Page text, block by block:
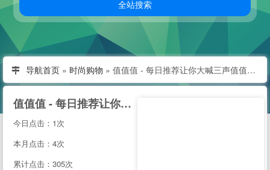
导航首页 » 时尚购物 » 值值值 - 每日推荐让你大喊三声值值值的网购优惠
值值值 - 每日推荐让你大喊三声值值值的网购优惠
今日点击：1次
本月点击：4次
累计点击：305次